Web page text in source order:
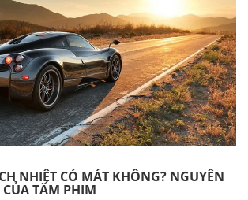
NHIỆT CÓ MÁT KHÔNG? NGUYÊN
TẤM PHIM